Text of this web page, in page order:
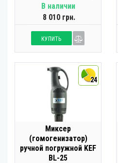
В наличии
8 010 грн.
КУПИТЬ
24
Миксер
(гомогенизатор)
ручной погружной KEF
BL-25